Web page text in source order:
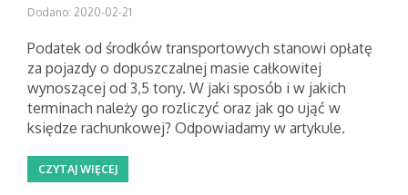
Dodano: 2020-02-21
Podatek od środków transportowych stanowi opłatę
za pojazdy o dopuszczalnej masie całkowitej
wynoszącej od 3,5 tony. W jaki sposób i w jakich
terminach należy go rozliczyć oraz jak go ująć w
księdze rachunkowej? Odpowiadamy w artykule.
CZYTAJ WIĘCEJ